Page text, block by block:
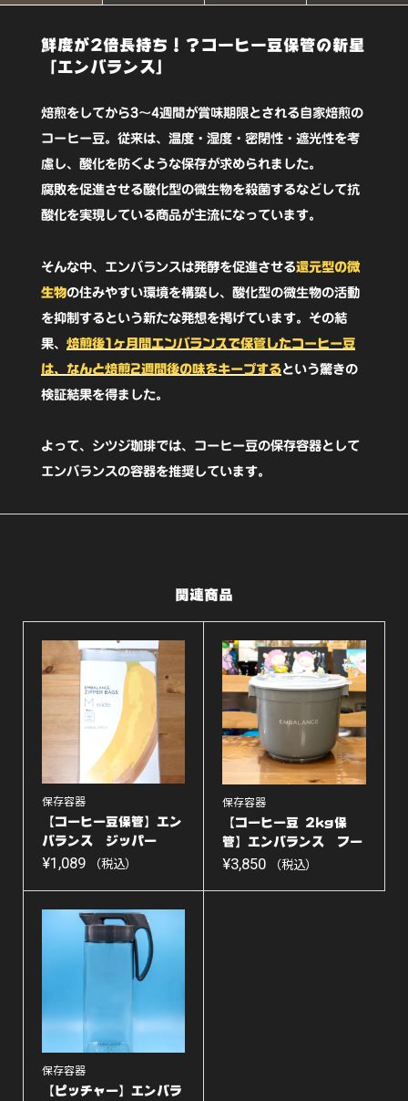
ン
ス
ジ
ッ
パ
ー
バ
グ
XL
4
枚
り
個
鮮度が2倍長持ち！？コーヒー豆保管の新星
「エンバランス」
焙煎をしてから3〜4週間が賞味期限とされる自家焙煎の
コーヒー豆。従来は、温度・湿度・密閉性・遮光性を考
慮し、酸化を防ぐような保存が求められました。
腐敗を促進させる酸化型の微生物を殺菌するなどして抗
酸化を実現している商品が主流になっています。
そんな中、エンバランスは発酵を促進させる還元型の微
生物の住みやすい環境を構築し、酸化型の微生物の活動
を抑制するという新たな発想を掲げています。その結
果、 焙煎後1ヶ月間エンバランスで保管したコーヒー豆
は、なんと焙煎2週間後の味をキープするという驚きの
検証結果を得ました。
よって、シツジ珈琲では、コーヒー豆の保存容器として
エンバランスの容器を推奨しています。
関連商品
保存容器
【コーヒー豆保管】エン
バランス ジッパー
バ...
¥1,089 （税込）
保存容器
【コーヒー豆 2kg保
管】エンバランス フー
ド...
¥3,850 （税込）
保存容器
【ピッチャー】エンバラ